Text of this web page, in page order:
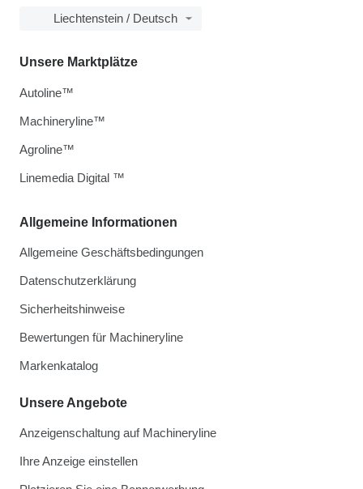
Liechtenstein / Deutsch
Allgemeine Informationen
Allgemeine Geschäftsbedingungen
Datenschutzerklärung
Sicherheitshinweise
Bewertungen für Machineryline
Markenkatalog
Unsere Angebote
Anzeigenschaltung auf Machineryline
Ihre Anzeige einstellen
Unsere Marktplätze
Autoline™
Machineryline™
Agroline™
Linemedia Digital ™